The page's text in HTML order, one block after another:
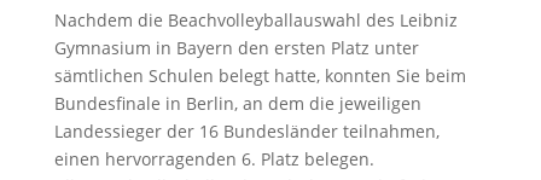
Nachdem die Beachvolleyballauswahl des Leibniz
Gymnasium in Bayern den ersten Platz unter
sämtlichen Schulen belegt hatte, konnten Sie beim
Bundesfinale in Berlin, an dem die jeweiligen
Landessieger der 16 Bundesländer teilnahmen,
einen hervorragenden 6. Platz belegen.